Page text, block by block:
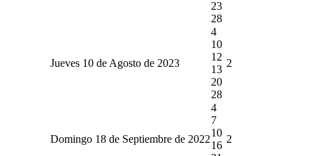
23
28
Jueves 10 de Agosto de 2023
4
10
12
13
20
28
2
Domingo 18 de Septiembre de 2022
4
7
10
16
2